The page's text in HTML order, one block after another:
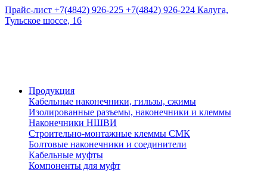
Прайс-лист +7(4842) 926-225 +7(4842) 926-224 Калуга,
Тульское шоссе, 16
Продукция
Кабельные наконечники, гильзы, сжимы
Изолированные разъемы, наконечники и клеммы
Наконечники НШВИ
Строительно-монтажные клеммы СМК
Болтовые наконечники и соединители
Кабельные муфты
Компоненты для муфт